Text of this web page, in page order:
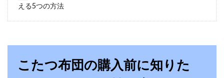
解消するため、高度成長期に盛んに団地が建ち
始めました鉄...
える5つの方法
こたつ布団の購入前に知りた